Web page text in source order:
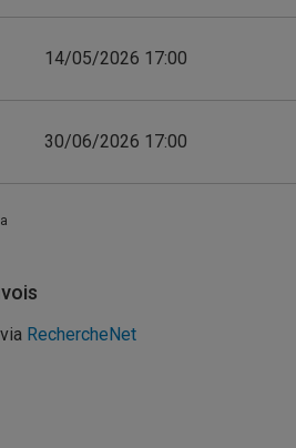
14/05/2026 17:00
30/06/2026 17:00
RechercheNet